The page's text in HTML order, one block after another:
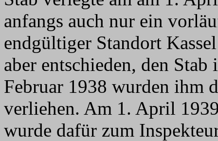
anfangs auch nur ein
endgültiger Standort
aber entschieden, den
Februar 1938 wurden ihm
verliehen. Am 1. April
wurde dafür zum